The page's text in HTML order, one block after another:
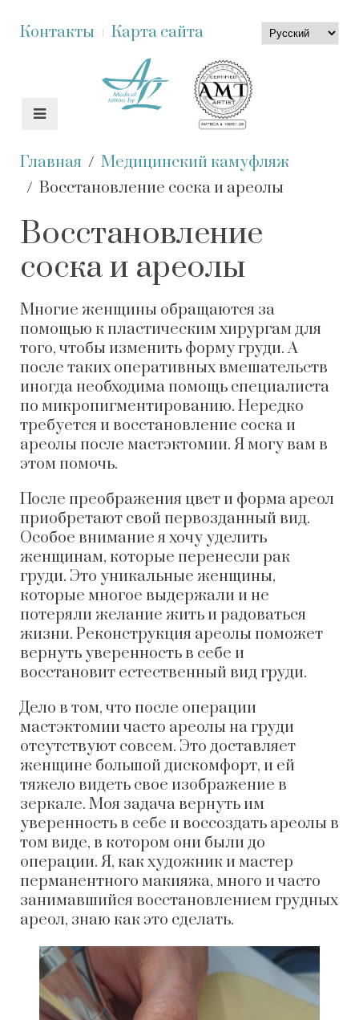
Контакты Карта сайта
Главная
Медицинский камуфляж
Восстановление соска и ареолы
Восстановление
соска и ареолы
Многие женщины обращаются за
помощью к пластическим хирургам для
того, чтобы изменить форму груди. А
после таких оперативных вмешательств
иногда необходима помощь специалиста
по микропигментированию. Нередко
требуется и восстановление соска и
ареолы после мастэктомии. Я могу вам в
этом помочь.
После преображения цвет и форма ареол
приобретают свой первозданный вид.
Особое внимание я хочу уделить
женщинам, которые перенесли рак
груди. Это уникальные женщины,
которые многое выдержали и не
потеряли желание жить и радоваться
жизни. Реконструкция ареолы поможет
вернуть уверенность в себе и
восстановит естественный вид груди.
Дело в том, что после операции
мастэктомии часто ареолы на груди
отсутствуют совсем. Это доставляет
женщине большой дискомфорт, и ей
тяжело видеть свое изображение в
зеркале. Моя задача вернуть им
уверенность в себе и воссоздать ареолы в
том виде, в котором они были до
операции. Я, как художник и мастер
перманентного макияжа, много и часто
занимавшийся восстановлением грудных
ареол, знаю как это сделать.